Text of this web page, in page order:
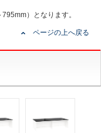
）となります。
ページの上へ戻る